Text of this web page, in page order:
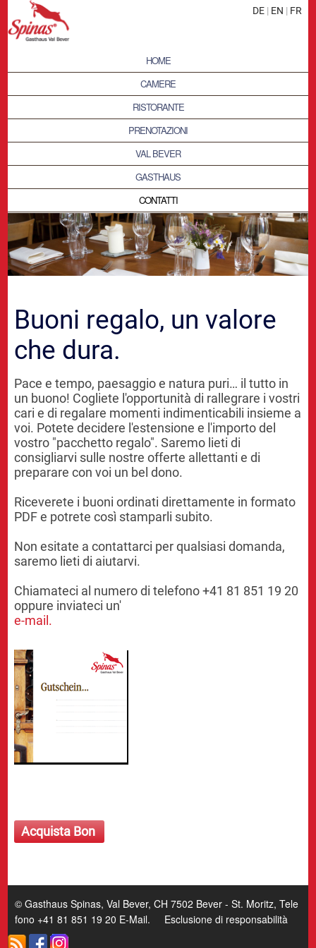
DE | EN | FR
HOME
CAMERE
RISTORANTE
PRENOTAZIONI
VAL BEVER
GASTHAUS
CONTATTI
Buoni regalo, un valore
che dura.
Pace e tempo, paesaggio e natura puri… il tutto in
un buono! Cogliete l'opportunità di rallegrare i vostri
cari e di regalare momenti indimenticabili insieme a
voi. Potete decidere l'estensione e l'importo del
vostro "pacchetto regalo". Saremo lieti di
consigliarvi sulle nostre offerte allettanti e di
preparare con voi un bel dono.
Riceverete i buoni ordinati direttamente in formato
PDF e potrete così stamparli subito.
Non esitate a contattarci per qualsiasi domanda,
saremo lieti di aiutarvi.
Chiamateci al numero di telefono +41 81 851 19 20
oppure inviateci un'
e-mail.
Acquista Bon
© Gasthaus Spinas, Val Bever, CH 7502 Bever - St. Moritz, Tele
fono +41 81 851 19 20 E-Mail. Esclusione di responsabilità